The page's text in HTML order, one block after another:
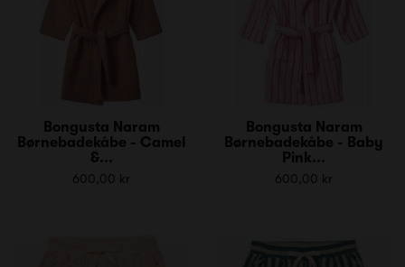
Bongusta Naram
Børnebadekåbe - Camel
&...
600,00 kr
Bongusta Naram
Børnebadekåbe - Baby
Pink...
600,00 kr